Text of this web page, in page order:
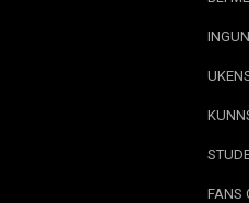
FANS